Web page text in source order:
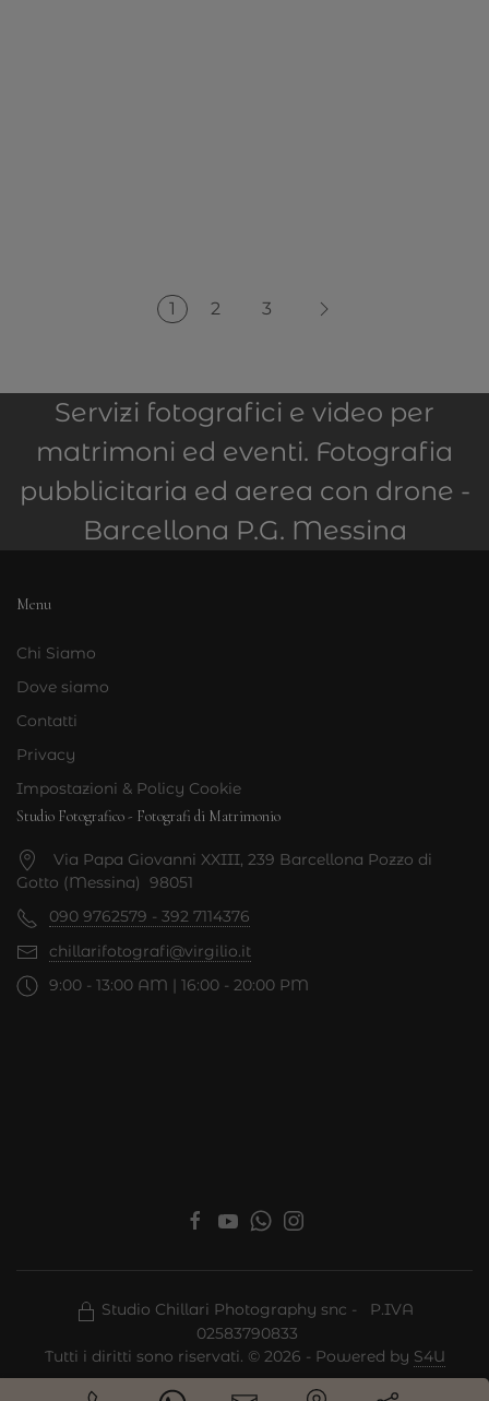
1 2 3
Servizi fotografici e video per
matrimoni ed eventi. Fotografia
pubblicitaria ed aerea con drone -
Barcellona P.G. Messina
Menu
Chi Siamo
Dove siamo
Contatti
Privacy
Impostazioni & Policy Cookie
Studio Fotografico - Fotografi di Matrimonio
Via Papa Giovanni XXIII, 239 Barcellona Pozzo di
Gotto (Messina) 98051
090 9762579 - 392 7114376
chillarifotografi@virgilio.it
9:00 - 13:00 AM | 16:00 - 20:00 PM
Studio Chillari Photography snc - P.IVA
02583790833
Tutti i diritti sono riservati. © 2026 - Powered by S4U